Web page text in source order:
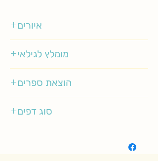
איורים
מומלץ לגילאי
הוצאת ספרים
סוג דפים